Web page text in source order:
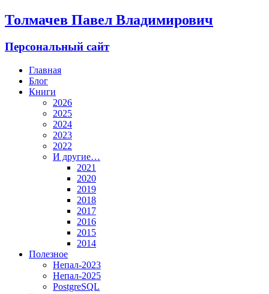
Толмачев Павел Владимирович
Персональный сайт
Главная
Блог
Книги
2026
2025
2024
2023
2022
И другие…
2021
2020
2019
2018
2017
2016
2015
2014
Полезное
Непал-2023
Непал-2025
PostgreSQL